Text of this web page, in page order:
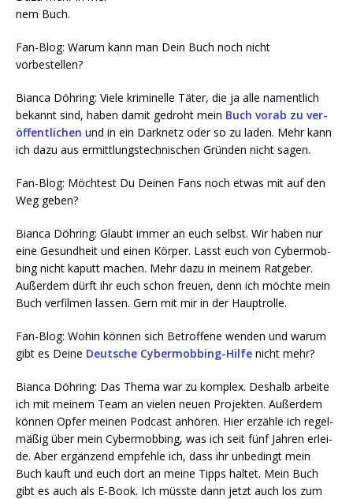
nem Buch.
Fan-Blog: War­um kann man Dein Buch noch nicht
vorbestellen?
Bian­ca Döh­ring: Vie­le kri­mi­nel­le Täter, die ja alle nament­lich
bekannt sind, haben damit gedroht mein Buch vor­ab zu ver­
öf­fent­li­chen und in ein Dark­netz oder so zu laden. Mehr kann
ich dazu aus ermitt­lungs­tech­ni­schen Grün­den nicht sagen.
Fan-Blog: Möch­test Du Dei­nen Fans noch etwas mit auf den
Weg geben?
Bian­ca Döh­ring: Glaubt immer an euch selbst. Wir haben nur
eine Gesund­heit und einen Kör­per. Lasst euch von Cyber­mob­
bing nicht kaputt machen. Mehr dazu in mei­nem Rat­ge­ber.
Außer­dem dürft ihr euch schon freu­en, denn ich möch­te mein
Buch ver­fil­men las­sen. Gern mit mir in der Hauptrolle.
Fan-Blog: Wohin kön­nen sich Betrof­fe­ne wen­den und war­um
gibt es Dei­ne Deut­sche Cyber­mob­bing-Hil­fe nicht mehr?
Bian­ca Döh­ring: Das The­ma war zu kom­plex. Des­halb arbei­te
ich mit mei­nem Team an vie­len neu­en Pro­jek­ten. Außer­dem
kön­nen Opfer mei­nen Pod­cast anhö­ren. Hier erzäh­le ich regel­
mä­ßig über mein Cyber­mob­bing, was ich seit fünf Jah­ren erlei­
de. Aber ergän­zend emp­feh­le ich, dass ihr unbe­dingt mein
Buch kauft und euch dort an mei­ne Tipps hal­tet. Mein Buch
gibt es auch als E‑Book. Ich müss­te dann jetzt auch los zum